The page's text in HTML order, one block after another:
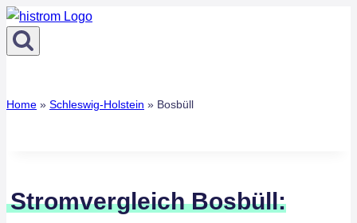
Zum
Inhalt
springen
Home » Schleswig-Holstein » Bosbüll
Stromvergleich Bosbüll: